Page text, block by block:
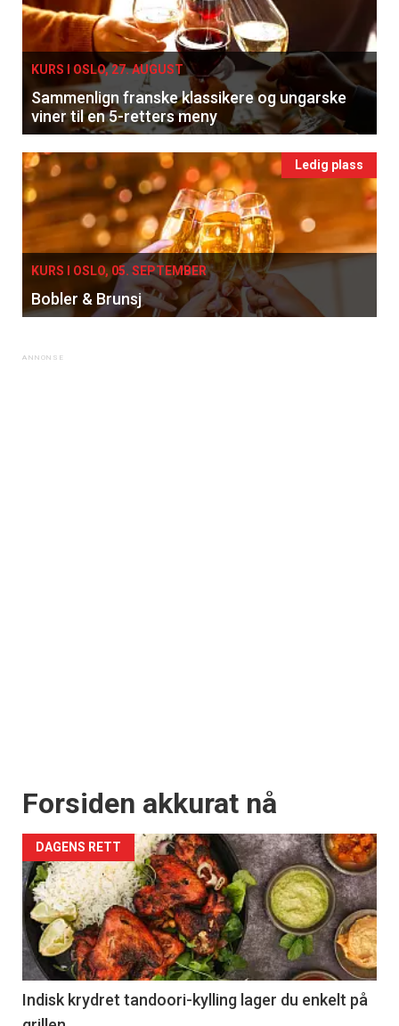
KURS I OSLO, 27. AUGUST
Sammenlign franske klassikere og ungarske
viner til en 5-retters meny
Ledig plass
KURS I OSLO, 05. SEPTEMBER
Bobler & Brunsj
Forsiden akkurat nå
DAGENS RETT
Indisk krydret tandoori-kylling lager du enkelt på